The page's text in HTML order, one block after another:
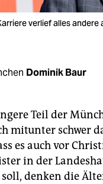
verlief alles andere
Dominik Baur
Teil der
mitunter schwer
es auch vor
in der
soll, denken die